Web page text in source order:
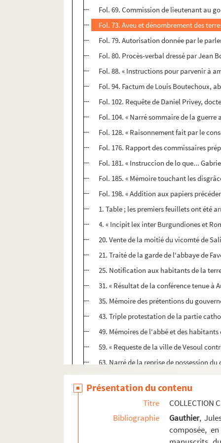
Fol. 69. Commission de lieutenant au
Fol. 73. Aveu et dénombrement des
Fol. 79. Autorisation donnée par le
Fol. 80. Procès-verbal dressé par Jean
Fol. 88. « Instructions pour parvenir à
Fol. 94. Factum de Louis Boutechoux,
Fol. 102. Requête de Daniel Privey,
Fol. 104. « Narré sommaire de la
Fol. 128. « Raisonnement fait par le
Fol. 176. Rapport des commissaires
Fol. 181. « Instruccion de lo que...
Fol. 185. « Mémoire touchant les
Fol. 198. « Addition aux papiers
1. Table ; les premiers feuillets ont été
4. « Incipit lex inter Burgundiones et
20. Vente de la moitié du vicomté de
21. Traité de la garde de l'abbaye de
25. Notification aux habitants de la
31. « Résultat de la conférence tenue
35. Mémoire des prétentions du
43. Triple protestation de la partie
49. Mémoires de l'abbé et des
59. « Requeste de la ville de Vesoul
63. Narré de la reprise de possession
69. Commission de lieutenant au
73. Aveu et dénombrement des terres
79. Autorisation donnée par le
80. Procès-verbal dressé par Jean
88. « Instructions pour parvenir à
Présentation du contenu
Titre
COLLECTION
Bibliographie
Gauthier,
composée,